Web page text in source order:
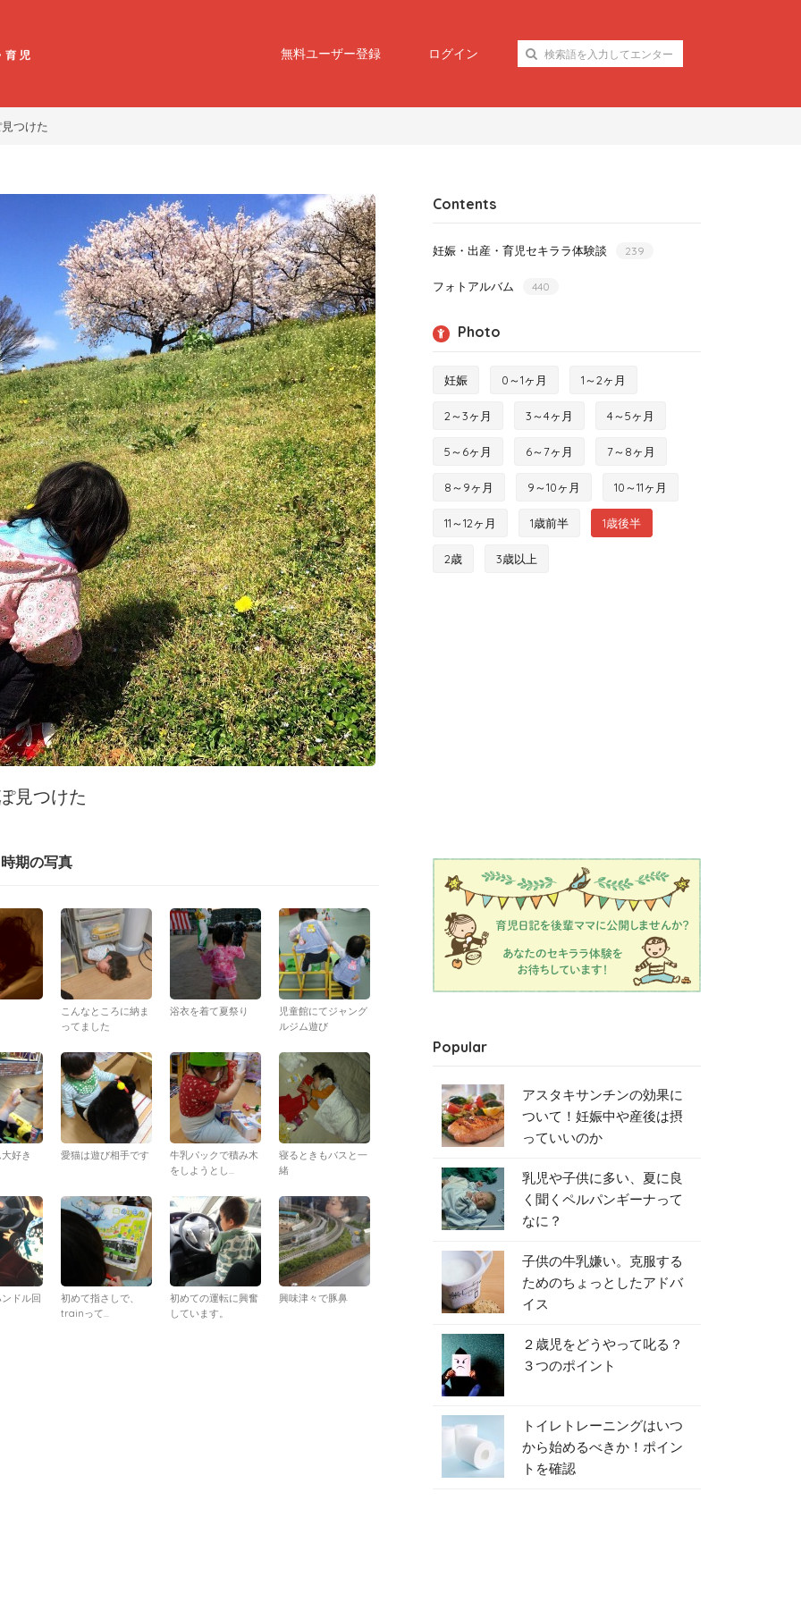
無料ユーザー登録 ログイン
つけた
見つけた
期の写真
こんなところに納ま
ってました
浴衣を着て夏祭り
児童館にてジャング
ルジム遊び
好き 愛猫は遊び相手です
牛乳パックで積み木
をしようとし...
寝るときもバスと一
緒
ドル回
初めて指さしで、
trainって...
初めての運転に興奮
しています。
興味津々で豚鼻
Contents
妊娠・出産・育児セキララ体験談 239
フォトアルバム 440
Photo
妊娠 0～1ヶ月 1～2ヶ月
2～3ヶ月 3～4ヶ月 4～5ヶ月
5～6ヶ月 6～7ヶ月 7～8ヶ月
8～9ヶ月 9～10ヶ月 10～11ヶ月
11～12ヶ月 1歳前半 1歳後半
2歳 3歳以上
Popular
アスタキサンチンの効果に
ついて！妊娠中や産後は摂
っていいのか
乳児や子供に多い、夏に良
く聞くペルパンギーナって
なに？
子供の牛乳嫌い。克服する
ためのちょっとしたアドバ
イス
２歳児をどうやって叱る？
３つのポイント
トイレトレーニングはいつ
から始めるべきか！ポイン
トを確認